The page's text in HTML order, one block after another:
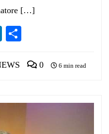
[…]
LinkedIn
0 6 min read